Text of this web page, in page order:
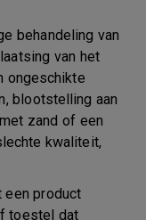
behandeling van
van het
ongeschikte
blootstelling aan
zand of een
kwaliteit,
product
toestel dat